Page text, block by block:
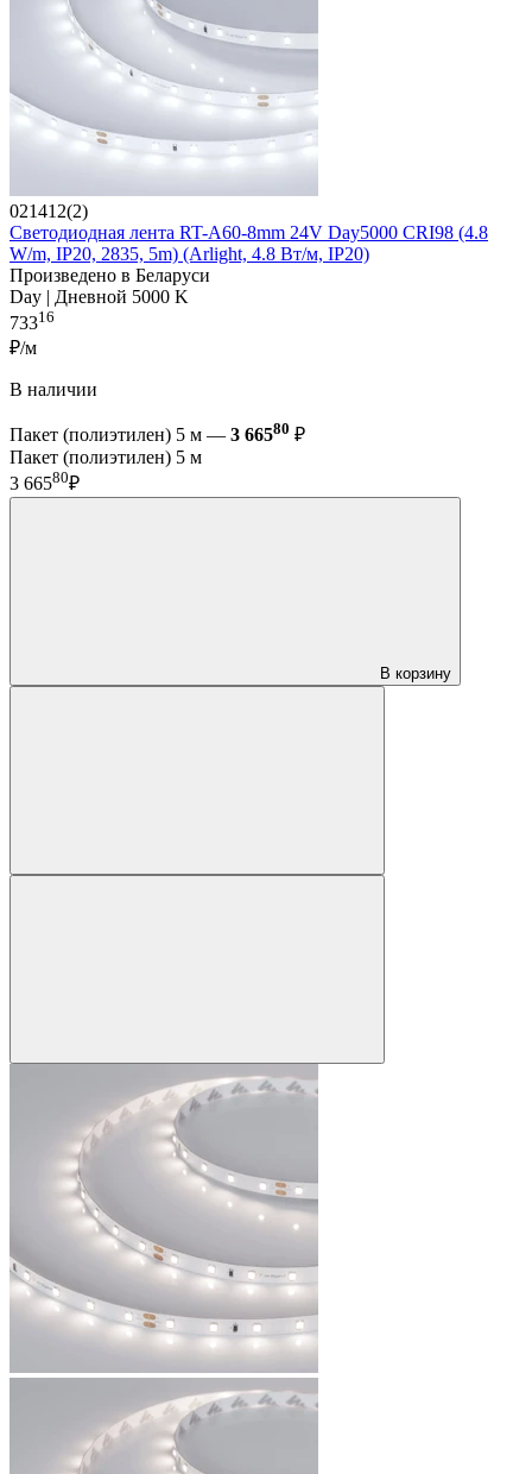
021412(2)
Светодиодная лента RT-A60-8mm 24V Day5000 CRI98 (4.8
W/m, IP20, 2835, 5m) (Arlight, 4.8 Вт/м, IP20)
Произведено в Беларуси
Day | Дневной 5000 K
73316
₽/м
В наличии
Пакет (полиэтилен) 5 м — 3 66580 ₽
Пакет (полиэтилен) 5 м
3 66580₽
В корзину